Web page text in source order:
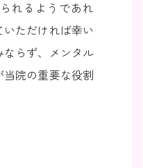
れるようであれ
いただければ幸い
ならず、メンタル
当院の重要な役割